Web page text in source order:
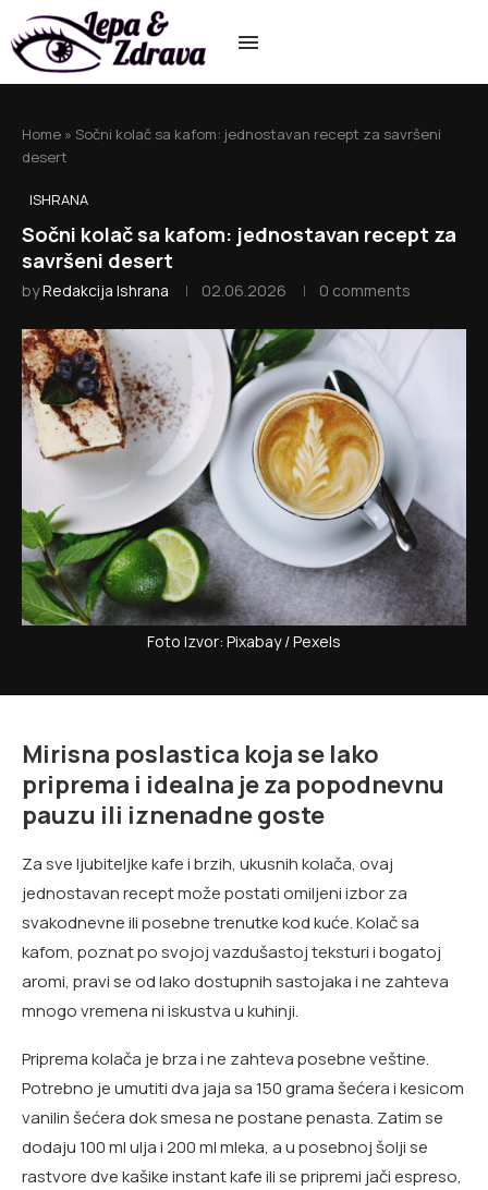
Home » Sočni kolač sa kafom: jednostavan recept za savršeni
desert
ISHRANA
Sočni kolač sa kafom: jednostavan recept za
savršeni desert
byRedakcija Ishrana 02.06.2026 0 comments
Foto Izvor: Pixabay / Pexels
Mirisna poslastica koja se lako
priprema i idealna je za popodnevnu
pauzu ili iznenadne goste
Za sve ljubiteljke kafe i brzih, ukusnih kolača, ovaj
jednostavan recept može postati omiljeni izbor za
svakodnevne ili posebne trenutke kod kuće. Kolač sa
kafom, poznat po svojoj vazdušastoj teksturi i bogatoj
aromi, pravi se od lako dostupnih sastojaka i ne zahteva
mnogo vremena ni iskustva u kuhinji.
Priprema kolača je brza i ne zahteva posebne veštine.
Potrebno je umutiti dva jaja sa 150 grama šećera i kesicom
vanilin šećera dok smesa ne postane penasta. Zatim se
dodaju 100 ml ulja i 200 ml mleka, a u posebnoj šolji se
rastvore dve kašike instant kafe ili se pripremi jači espreso,